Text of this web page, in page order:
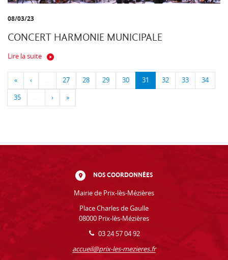
08/03/23
CONCERT HARMONIE MUNICIPALE
Lire la suite
« ‹ … 27 28 29 30 31 32 33 34
35 … › »
NOS COORDONNÉES
Mairie de Prix-lès-Mézières
Place Charles de Gaulle
08000 Prix-lès-Mézières
03 24 57 04 92
accueil@prix-les-mezieres.fr